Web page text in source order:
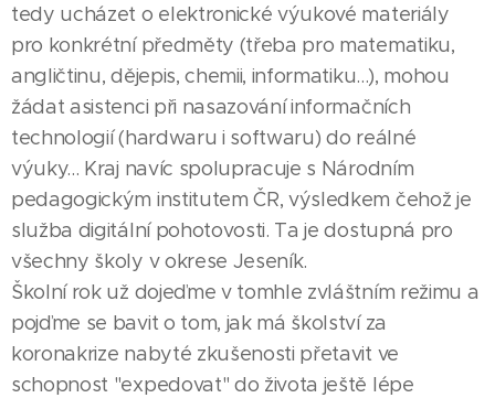
tedy ucházet o elektronické výukové materiály
pro konkrétní předměty (třeba pro matematiku,
angličtinu, dějepis, chemii, informatiku...), mohou
žádat asistenci při nasazování informačních
technologií (hardwaru i softwaru) do reálné
výuky... Kraj navíc spolupracuje s Národním
pedagogickým institutem ČR, výsledkem čehož je
služba digitální pohotovosti. Ta je dostupná pro
všechny školy v okrese Jeseník.
Školní rok už dojeďme v tomhle zvláštním režimu a
pojďme se bavit o tom, jak má školství za
koronakrize nabyté zkušenosti přetavit ve
schopnost "expedovat" do života ještě lépe